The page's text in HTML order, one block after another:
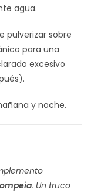
agua.
pulverizar sobre
para una
excesivo
y noche.
. Un truco